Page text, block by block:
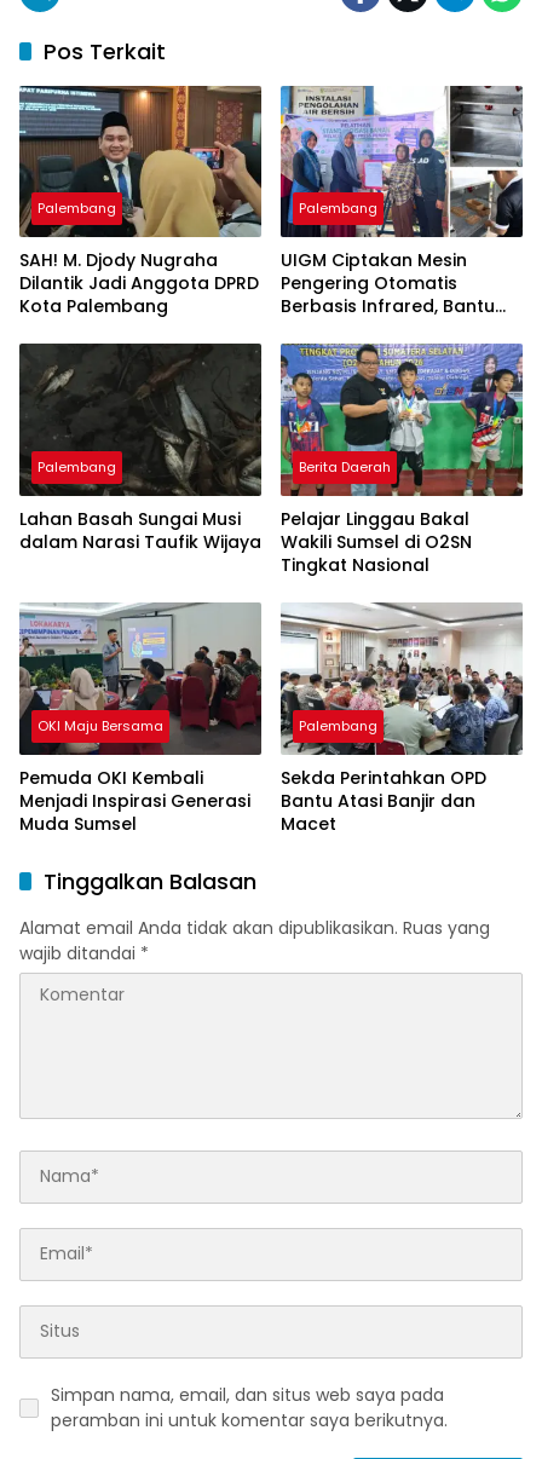
Pos Terkait
Palembang
SAH! M. Djody Nugraha
Dilantik Jadi Anggota DPRD
Kota Palembang
Palembang
UIGM Ciptakan Mesin
Pengering Otomatis
Berbasis Infrared, Bantu
Pulau Kemaro
Palembang
Lahan Basah Sungai Musi
dalam Narasi Taufik Wijaya
Berita Daerah
Pelajar Linggau Bakal
Wakili Sumsel di O2SN
Tingkat Nasional
OKI Maju Bersama
Pemuda OKI Kembali
Menjadi Inspirasi Generasi
Muda Sumsel
Palembang
Sekda Perintahkan OPD
Bantu Atasi Banjir dan
Macet
Tinggalkan Balasan
Alamat email Anda tidak akan dipublikasikan. Ruas yang
wajib ditandai *
Simpan nama, email, dan situs web saya pada
peramban ini untuk komentar saya berikutnya.